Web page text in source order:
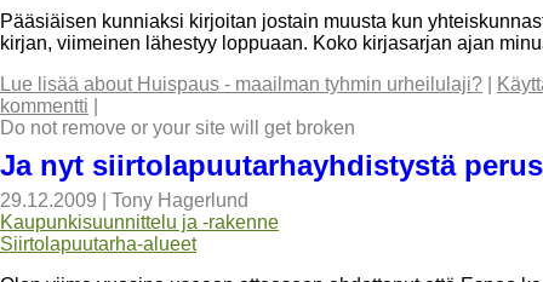
Pääsiäisen kunniaksi kirjoitan jostain muusta kun
kirjan, viimeinen lähestyy loppuaan. Koko kirjasarjan ajan
Lue lisää about Huispaus - maailman tyhmin urheilulaji?
kommentti
Do not remove or your site will get broken
Ja nyt siirtolapuutarhayhdistystä
29.12.2009
Tony Hagerlund
Kaupunkisuunnittelu ja -rakenne
Siirtolapuutarha-alueet